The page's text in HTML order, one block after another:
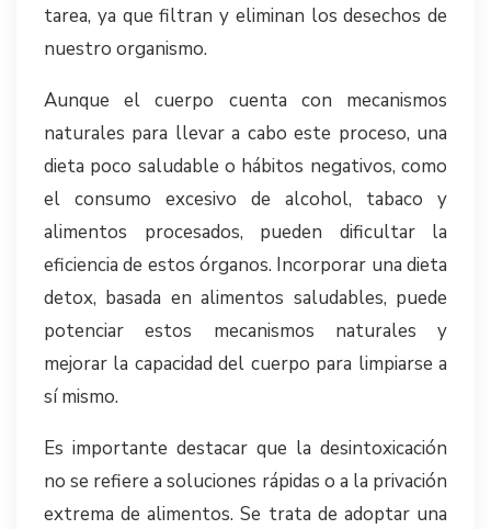
tarea, ya que filtran y eliminan los desechos de
nuestro organismo.
Aunque el cuerpo cuenta con mecanismos
naturales para llevar a cabo este proceso, una
dieta poco saludable o hábitos negativos, como
el consumo excesivo de alcohol, tabaco y
alimentos procesados, pueden dificultar la
eficiencia de estos órganos. Incorporar una dieta
detox, basada en alimentos saludables, puede
potenciar estos mecanismos naturales y
mejorar la capacidad del cuerpo para limpiarse a
sí mismo.
Es importante destacar que la desintoxicación
no se refiere a soluciones rápidas o a la privación
extrema de alimentos. Se trata de adoptar una